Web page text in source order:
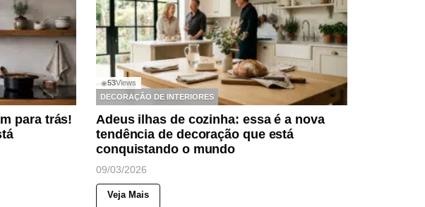
para trás!
◉53Views
DECORAÇÃO DE INTERIORES
Adeus ilhas de cozinha: essa é a nova
tendência de decoração que está
conquistando o mundo
09/03/2026
Veja Mais